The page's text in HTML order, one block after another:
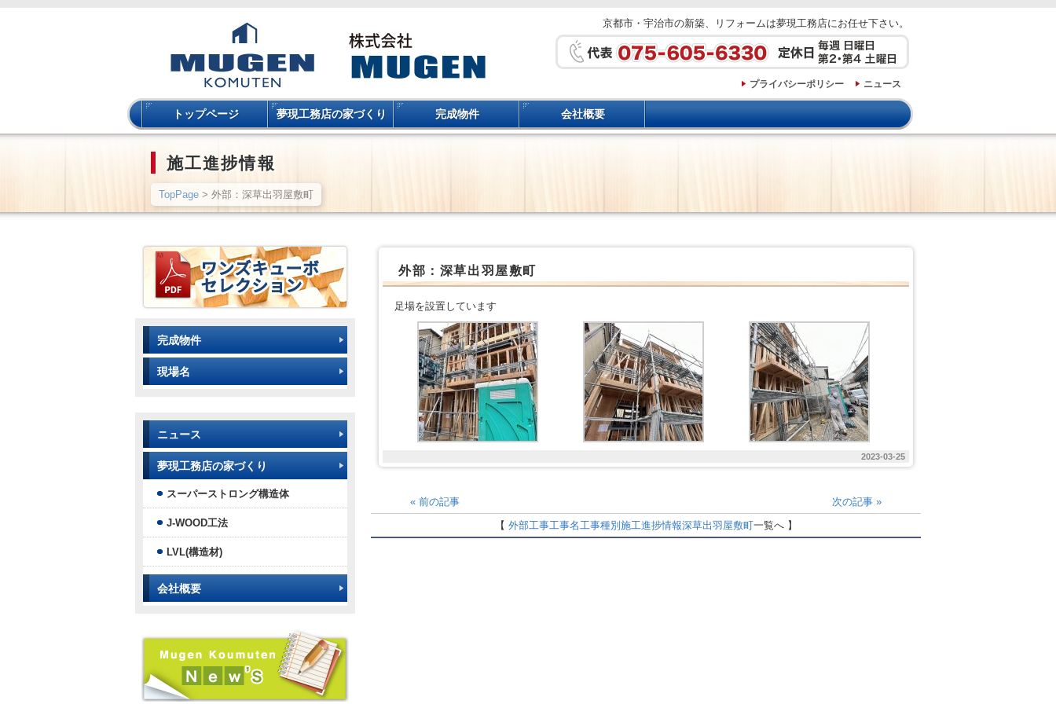
京都市・宇治市の新築、リフォームは夢現工務店にお任せ下さい。
プライバシーポリシー ニュース
トップページ 夢現工務店の家づくり 完成物件 会社概要
施工進捗情報
TopPage > 外部：深草出羽屋敷町
外部：深草出羽屋敷町
足場を設置しています
2023-03-25
« 前の記事 次の記事 »
【 外部工事工事名工事種別 施工進捗情報深草出羽屋敷町一覧へ 】
完成物件
現場名
ニュース
夢現工務店の家づくり
スーパーストロング構造体
J-WOOD工法
LVL(構造材)
会社概要